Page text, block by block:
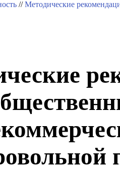
//Методические